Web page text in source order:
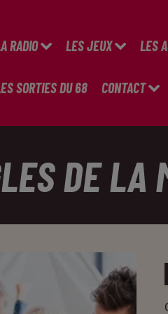
RADIO LES JEUX LES
SORTIES DU 68 CONTACT
DE LA